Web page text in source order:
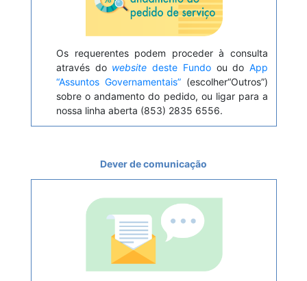
Os requerentes podem proceder à consulta
através do website deste Fundoou doApp
“Assuntos Governamentais” (escolher“Outros”)
sobre o andamento do pedido, ou ligar para a
nossa linha aberta (853) 2835 6556.
Dever de comunicação